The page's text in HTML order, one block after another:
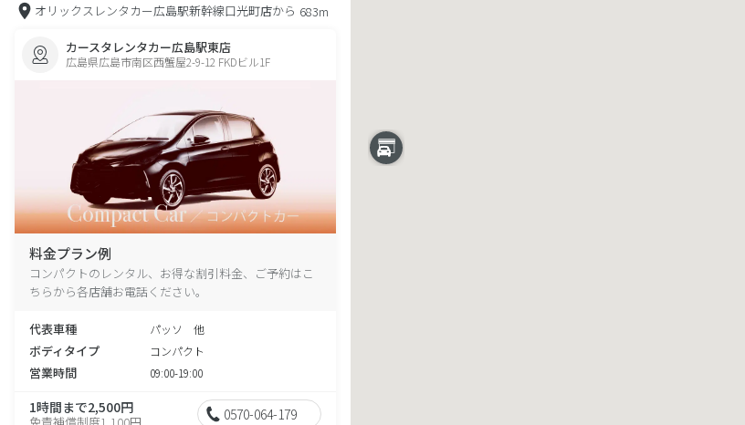
オリックスレンタカー広島駅新幹線口光町店から 683m
カースタレンタカー広島駅東店
広島県広島市南区西蟹屋2-9-12 FKDビル1F
料金プラン例
コンパクトのレンタル、お得な割引料金、ご予約はこ
ちらから各店舗お電話ください。
代表車種 パッソ 他
ボディタイプ コンパクト
営業時間 09:00-19:00
1時間まで2,500円
免責補償制度1,100円 0570-064-179